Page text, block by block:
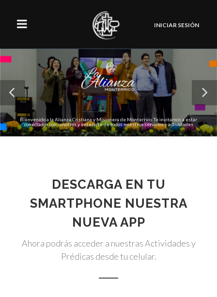
INICIAR SESIÓN
Bienvenido a la Alianza Cristiana y Misionera de Monterrico. Te invitamos a estar
conectados con nosotros y enterarte de todos nuestros servicios y actividades
DESCARGA EN TU
SMARTPHONE NUESTRA
NUEVA APP
Ahora podrás acceder a nuestras Actividades y
Prédicas desde tu celular.